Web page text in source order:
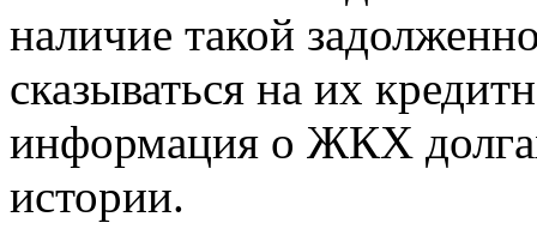
наличие такой
сказываться на их
информация о ЖКХ
истории.